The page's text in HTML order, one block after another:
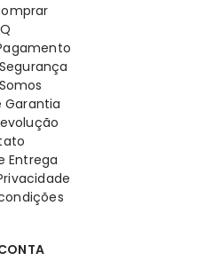
Garantia
Entrega